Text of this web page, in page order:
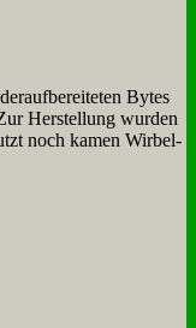
Bytes
Herstellung wurden
noch kamen Wir­bel­